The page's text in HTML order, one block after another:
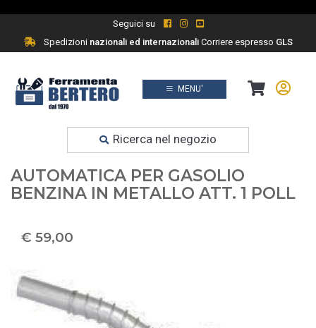
Seguici su
Spedizioninazionali ed internazionaliCorriere espresso GLS
MENU'
Ricerca nel negozio
Prodotti
PISTOLA EROGATORE
AUTOMATICA PER GASOLIO
BENZINA IN METALLO ATT. 1 POLL
€ 59,00